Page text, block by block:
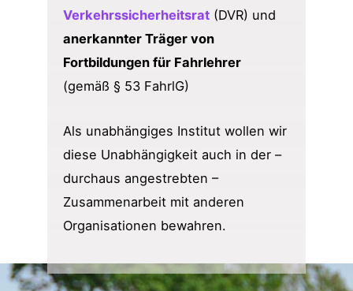
Verkehrssicherheitsrat (DVR) und
anerkannter Träger von
Fortbildungen für Fahrlehrer
(gemäß § 53 FahrlG)
Als unabhängiges Institut wollen wir
diese Unabhängigkeit auch in der –
durchaus angestrebten –
Zusammenarbeit mit anderen
Organisationen bewahren.